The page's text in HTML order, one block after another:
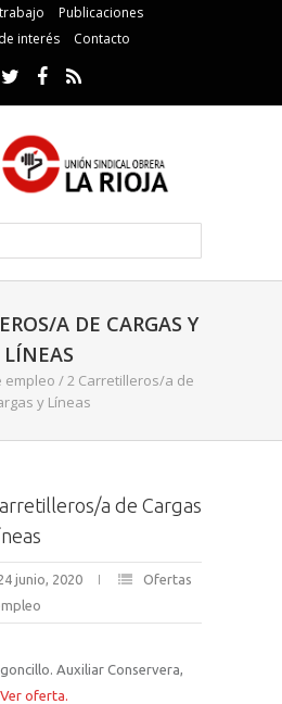
Publicaciones
interés
Contacto
A DE CARGAS Y
LÍNEAS
empleo /2 Carretilleros/a de
y Líneas
a de Cargas
junio, 2020
Ofertas
Auxiliar Conservera,
Ver oferta.